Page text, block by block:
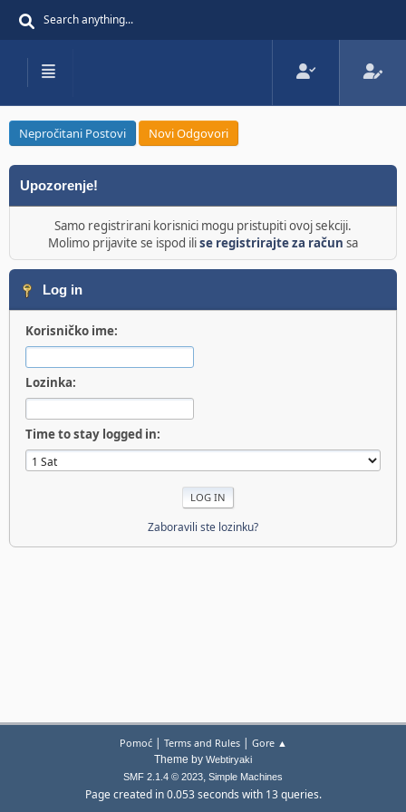
Nepročitani Postovi Novi Odgovori
Upozorenje!
Samo registrirani korisnici mogu pristupiti ovoj sekciji.
Molimo prijavite se ispod ilise registrirajte za račun sa
Log in
Korisničko ime:
Lozinka:
Time to stay logged in:
Zaboravili ste lozinku?
Pomoć| Terms and Rules| Gore ▲
Theme by Webtiryaki
SMF 2.1.4 © 2023, Simple Machines
Page created in 0.053 seconds with 13 queries.